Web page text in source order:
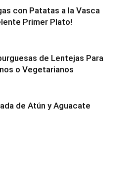
con Patatas a la Vasca
Primer Plato!
de Lentejas Para
o Vegetarianos
de Atún y Aguacate